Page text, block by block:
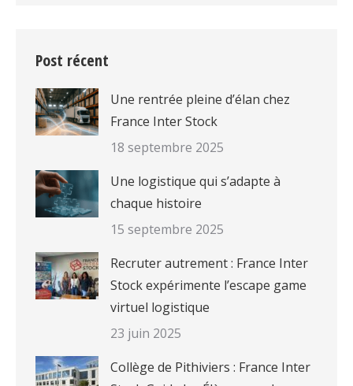
Post récent
Une rentrée pleine d’élan chez
France Inter Stock
18 septembre 2025
Une logistique qui s’adapte à
chaque histoire
15 septembre 2025
Recruter autrement : France Inter
Stock expérimente l’escape game
virtuel logistique
23 juin 2025
Collège de Pithiviers : France Inter